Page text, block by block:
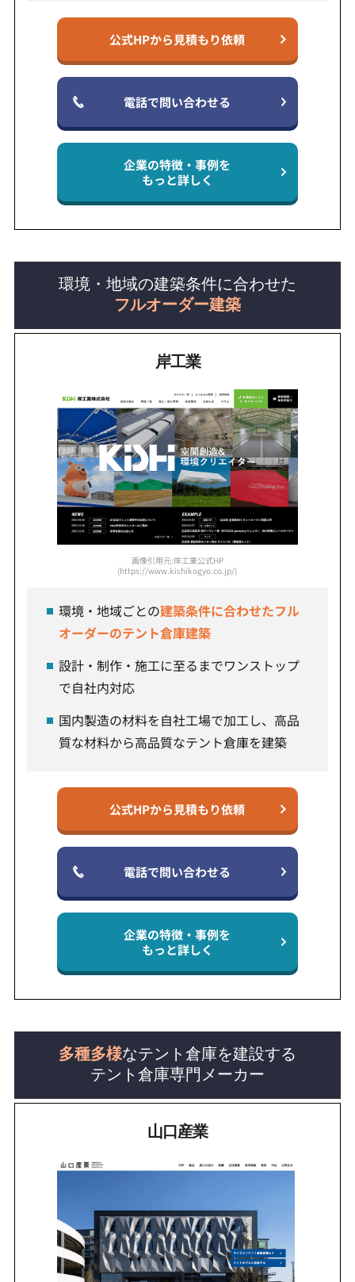
公式HPから見積もり依頼
電話で問い合わせる
企業の特徴・事例を
もっと詳しく
環境・地域の建築条件に合わせた
フルオーダー建築
岸工業
画像引用元:岸工業公式HP
(https://www.kishikogyo.co.jp/)
環境・地域ごとの建築条件に合わせたフル
オーダーのテント倉庫建築
設計・制作・施工に至るまでワンストップ
で自社内対応
国内製造の材料を自社工場で加工し、高品
質な材料から高品質なテント倉庫を建築
公式HPから見積もり依頼
電話で問い合わせる
企業の特徴・事例を
もっと詳しく
多種多様なテント倉庫を建設する
テント倉庫専門メーカー
山口産業